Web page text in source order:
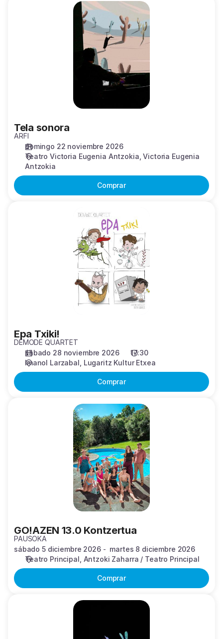
Tela sonora
ARFI
domingo 22 noviembre 2026
Teatro Victoria Eugenia Antzokia Victoria Eugenia
Antzokia
Comprar
Epa Txiki!
DEMODE QUARTET
sábado 28 noviembre 2026
17:30
Imanol Larzabal Lugaritz Kultur Etxea
Comprar
GO!AZEN 13.0 Kontzertua
PAUSOKA
sábado 5 diciembre 2026
martes 8 diciembre 2026
Teatro Principal Antzoki Zaharra / Teatro Principal
Comprar